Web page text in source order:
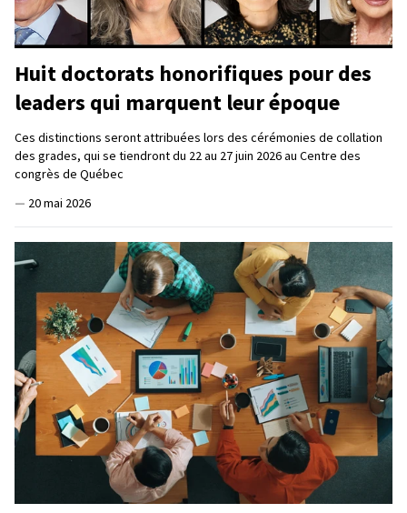
Huit doctorats honorifiques pour des
leaders qui marquent leur époque
Ces distinctions seront attribuées lors des cérémonies de collation
des grades, qui se tiendront du 22 au 27 juin 2026 au Centre des
congrès de Québec
— 20 mai 2026